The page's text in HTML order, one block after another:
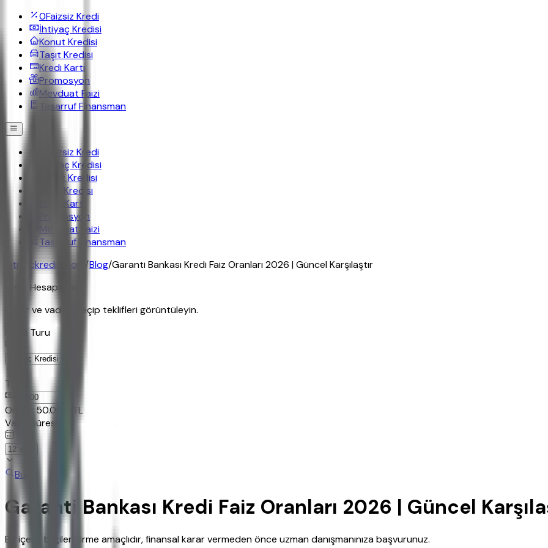
0Faizsiz Kredi
İhtiyaç Kredisi
Konut Kredisi
Taşıt Kredisi
Kredi Kartı
Promosyon
Mevduat Faizi
Tasarruf Finansman
Faizsiz Kredi
İhtiyaç Kredisi
Konut Kredisi
Taşıt Kredisi
Kredi Kartı
Promosyon
Mevduat Faizi
Tasarruf Finansman
ihtiyackredisi.com /Blog/Garanti Bankası Kredi Faiz Oranları 2026 | Güncel Karşılaştır
Kredi Hesaplama
Tutar ve vadeyi seçip teklifleri görüntüleyin.
Kredi Turu
Tutar
Ornek: 50.000
TL
Vade Süresi
Bul
Garanti Bankası Kredi Faiz Oranları 2026 | Güncel
Bu içerik bilgilendirme amaçlıdır, finansal karar vermeden önce uzman danışmanınıza başvurunuz.